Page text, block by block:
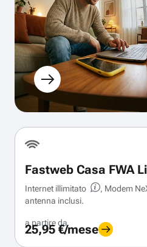
Fastweb Casa FWA
Internet illimitato
, Modem
antenna inclusi.
a partire da
25,95 €/mese